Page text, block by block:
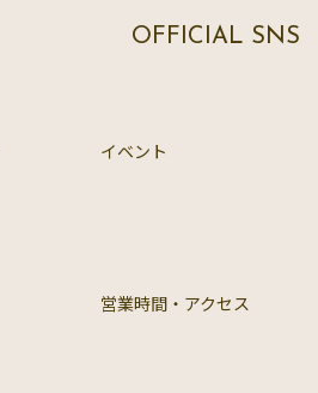
OFFICIAL SNS
イベント
営業時間・アクセス